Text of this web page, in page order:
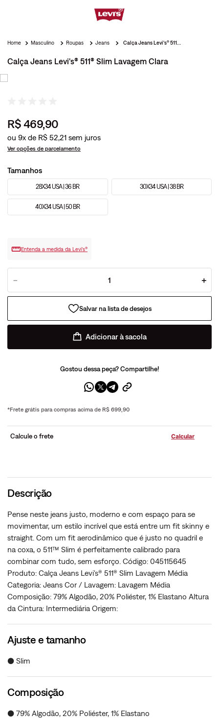
Masculino Roupas Jeans
Calça Jeans Levi's® 511® Slim Lavagem Clara
R$469,90
ou 9x de R$ 52,21
Ver opções de parcelamento
Tamanhos
28X34 USA | 36 BR 30X34 USA | 38 BR
40X34 USA | 50 BR
Entenda a medida da Levi’s®
＋
－
Adicionar à sacola
Gostou dessa peça? Compartilhe!
*Frete grátis para compras acima de R$ 699,90
Calcule o frete
Descrição
Pense neste jeans justo, moderno e com espaço para se
movimentar, um estilo incrível que está entre um fit skinny e
straight. Com um fit aerodinâmico que é justo no quadril e
na coxa, o 511™ Slim é perfeitamente calibrado para
combinar com tudo, sem esforço. Código: 045115645
Produto: Calça Jeans Levi's® 511® Slim Lavagem Média
Categoria: Jeans Cor / Lavagem: Lavagem Média
Composição: 79% Algodão, 20% Poliéster, 1% Elastano Altura
da Cintura: Intermediária Origem:
Ajuste e tamanho
● Slim
Composição
● 79% Algodão, 20% Poliéster, 1% Elastano